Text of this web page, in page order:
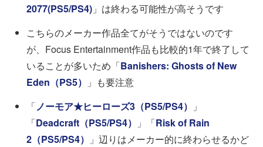
2077(PS5/PS4) 」は終わる可能性が高そうです
こちらのメーカー作品全てがそうではないのです
が、Focus Entertainment作品も比較的1年で終了して
いることが多いため「Banishers: Ghosts of New
Eden（PS5）
」も要注意
「ノーモア★ヒーローズ3（PS5/PS4）
」
「Deadcraft（PS5/PS4） 」「Risk of Rain
2（PS5/PS4）
」辺りはメーカー的に終わらせるかど